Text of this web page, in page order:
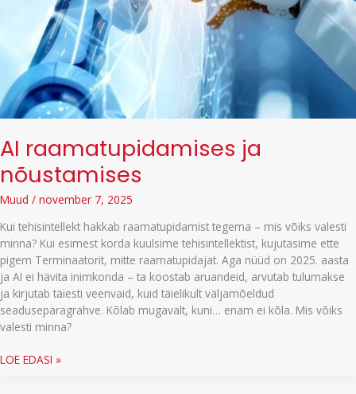
AI raamatupidamises ja
nõustamises
Muud / november 7, 2025
Kui tehisintellekt hakkab raamatupidamist tegema – mis võiks valesti
minna? Kui esimest korda kuulsime tehisintellektist, kujutasime ette
pigem Terminaatorit, mitte raamatupidajat. Aga nüüd on 2025. aasta
ja AI ei hävita inimkonda – ta koostab aruandeid, arvutab tulumakse
ja kirjutab täiesti veenvaid, kuid täielikult väljamõeldud
seaduseparagrahve. Kõlab mugavalt, kuni… enam ei kõla. Mis võiks
valesti minna?
AI
LOE EDASI »